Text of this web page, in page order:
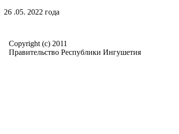
26 .05. 2022 года
Copyright (c) 2011
Правительство Республики Ингушетия